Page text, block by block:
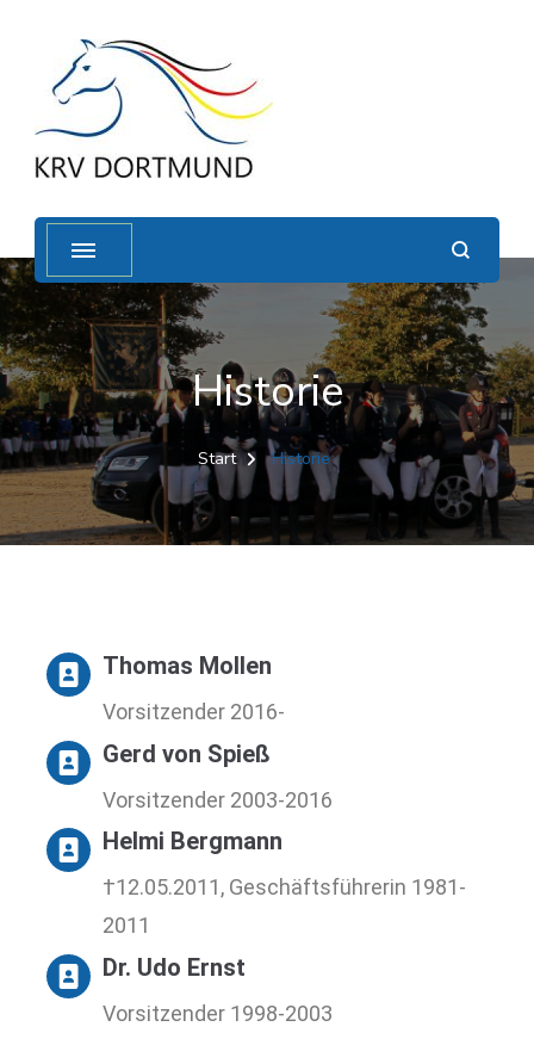
Historie
Start Historie
Thomas Mollen
Vorsitzender 2016-
Gerd von Spieß
Vorsitzender 2003-2016
Helmi Bergmann
†12.05.2011, Geschäftsführerin 1981-
2011
Dr. Udo Ernst
Vorsitzender 1998-2003